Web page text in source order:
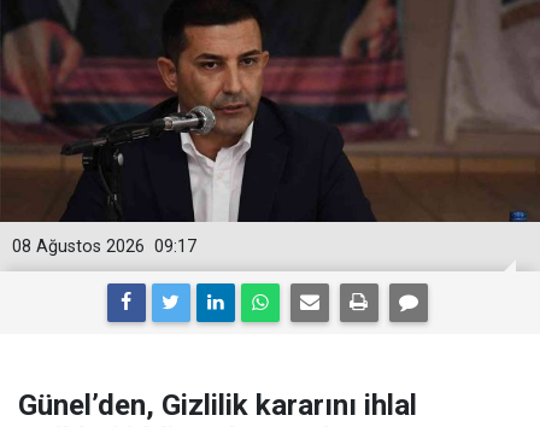
09:17
08 Ağustos 2026
Günel’den, Gizlilik kararını ihlal